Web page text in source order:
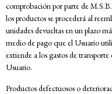
comprobación por parte de
los productos se procederá al
unidades devueltas en un plazo
medio de pago que el Usuario
extiende a los gastos de
Usuario.
Productos defectuosos o